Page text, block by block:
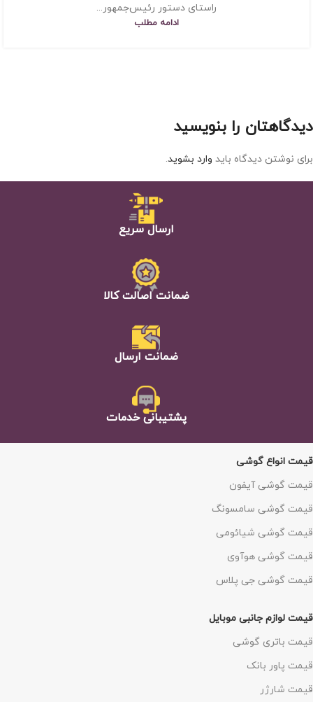
راستای دستور رئیس‌جمهور...
ادامه مطلب
دیدگاهتان را بنویسید
برای نوشتن دیدگاه باید وارد بشوید.
ارسال سریع
ضمانت اصالت كالا
ضمانت ارسال
پشتيبانی خدمات
قیمت انواع گوشی
قیمت گوشی آیفون
قیمت گوشی سامسونگ
قیمت گوشی شیائومی
قیمت گوشی هوآوی
قیمت گوشی جی پلاس
قیمت لوازم جانبی موبایل
قیمت باتری گوشی
قیمت پاور بانک
قیمت شارژر